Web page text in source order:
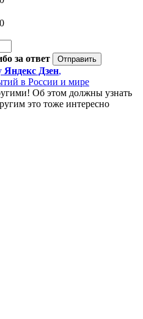
0
за ответ
Яндекс Дзен,
в России и мире
Об этом должны узнать
это тоже интересно